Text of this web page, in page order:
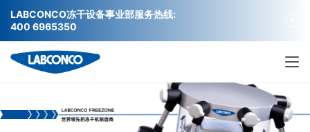
LABCONCO冻干设备事业部服务热线:
400 6965350